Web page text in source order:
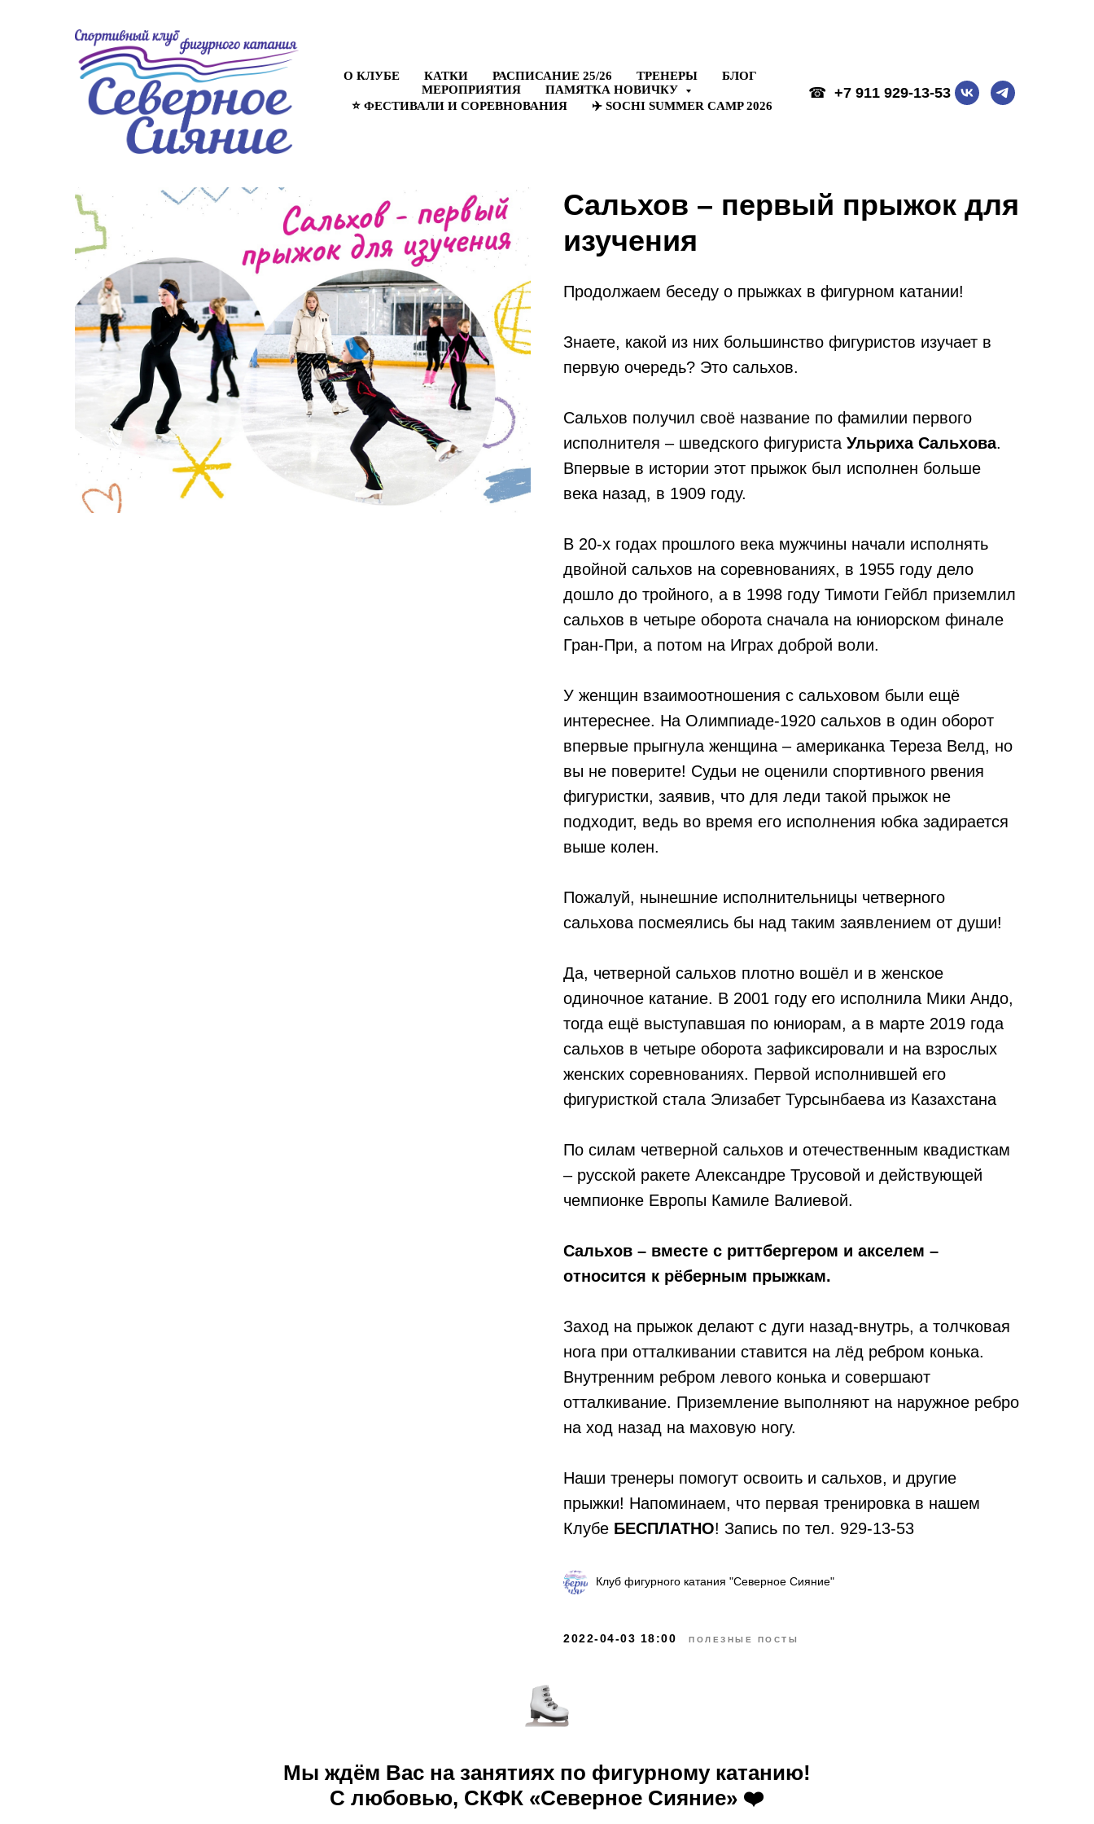
О КЛУБЕ КАТКИ РАСПИСАНИЕ 25/26 ТРЕНЕРЫ
БЛОГ
МЕРОПРИЯТИЯ
ПАМЯТКА НОВИЧКУ
⭐ ФЕСТИВАЛИ И СОРЕВНОВАНИЯ
✈️ SOCHI SUMMER CAMP 2026
☎ +7 911 929-13-53
Сальхов – первый прыжок для
изучения
Продолжаем беседу о прыжках в фигурном катании!
Знаете, какой из них большинство фигуристов изучает в
первую очередь? Это сальхов.
Сальхов получил своё название по фамилии первого
исполнителя – шведского фигуриста Ульриха Сальхова.
Впервые в истории этот прыжок был исполнен больше
века назад, в 1909 году.
В 20-х годах прошлого века мужчины начали исполнять
двойной сальхов на соревнованиях, в 1955 году дело
дошло до тройного, а в 1998 году Тимоти Гейбл приземлил
сальхов в четыре оборота сначала на юниорском финале
Гран-При, а потом на Играх доброй воли.
У женщин взаимоотношения с сальховом были ещё
интереснее. На Олимпиаде-1920 сальхов в один оборот
впервые прыгнула женщина – американка Тереза Велд, но
вы не поверите! Судьи не оценили спортивного рвения
фигуристки, заявив, что для леди такой прыжок не
подходит, ведь во время его исполнения юбка задирается
выше колен.
Пожалуй, нынешние исполнительницы четверного
сальхова посмеялись бы над таким заявлением от души!
Да, четверной сальхов плотно вошёл и в женское
одиночное катание. В 2001 году его исполнила Мики Андо,
тогда ещё выступавшая по юниорам, а в марте 2019 года
сальхов в четыре оборота зафиксировали и на взрослых
женских соревнованиях. Первой исполнившей его
фигуристкой стала Элизабет Турсынбаева из Казахстана
По силам четверной сальхов и отечественным квадисткам
– русской ракете Александре Трусовой и действующей
чемпионке Европы Камиле Валиевой.
Сальхов – вместе с риттбергером и акселем –
относится к рёберным прыжкам.
Заход на прыжок делают с дуги назад-внутрь, а толчковая
нога при отталкивании ставится на лёд ребром конька.
Внутренним ребром левого конька и совершают
отталкивание. Приземление выполняют на наружное ребро
на ход назад на маховую ногу.
Наши тренеры помогут освоить и сальхов, и другие
прыжки! Напоминаем, что первая тренировка в нашем
Клубе БЕСПЛАТНО! Запись по тел. 929-13-53
Клуб фигурного катания "Северное Сияние"
2022-04-03 18:00 ПОЛЕЗНЫЕ ПОСТЫ
Мы ждём Вас на занятиях по фигурному катанию!
С любовью, СКФК «Северное Сияние» ❤️